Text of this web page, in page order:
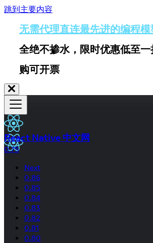
跳到主要内容
无需代理直连最先进的编程模
全绝不掺水，限时优惠低至
购可开票
React Native 中文网
0.75
Next
0.86
0.85
0.84
0.83
0.82
0.81
0.80